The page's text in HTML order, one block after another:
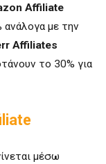
Affiliate
ανάλογα με την
Affiliates
το 30% για
μέσω